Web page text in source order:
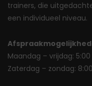
trainers, die
een individueel niveau.
Maandag – vrijdag: 5:00
Zaterdag – zondag: